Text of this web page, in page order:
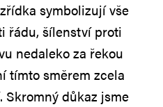
symbolizují vše
řádu, šílenství proti
nedaleko za řekou
tímto směrem zcela
Skromný důkaz jsme